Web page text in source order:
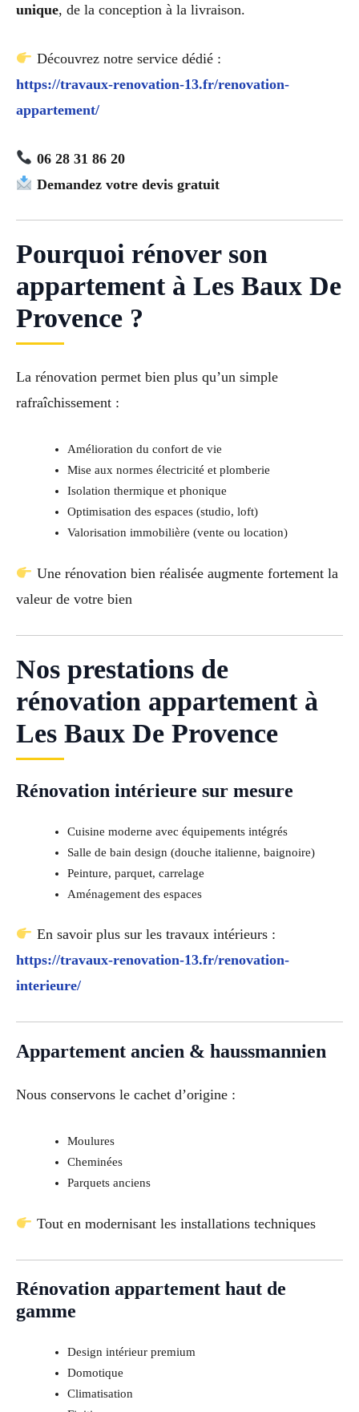
unique, de la conception à la livraison.
Découvrez notre service dédié :
https://travaux-renovation-13.fr/renovation-
appartement/
06 28 31 86 20
Demandez votre devis gratuit
Pourquoi rénover son
appartement à Les Baux De
Provence ?
La rénovation permet bien plus qu’un simple
rafraîchissement :
Amélioration du confort de vie
Mise aux normes électricité et plomberie
Isolation thermique et phonique
Optimisation des espaces (studio, loft)
Valorisation immobilière (vente ou location)
Une rénovation bien réalisée augmente fortement la
valeur de votre bien
Nos prestations de
rénovation appartement à
Les Baux De Provence
Rénovation intérieure sur mesure
Cuisine moderne avec équipements intégrés
Salle de bain design (douche italienne, baignoire)
Peinture, parquet, carrelage
Aménagement des espaces
En savoir plus sur les travaux intérieurs :
https://travaux-renovation-13.fr/renovation-
interieure/
Appartement ancien & haussmannien
Nous conservons le cachet d’origine :
Moulures
Cheminées
Parquets anciens
Tout en modernisant les installations techniques
Rénovation appartement haut de
gamme
Design intérieur premium
Domotique
Climatisation